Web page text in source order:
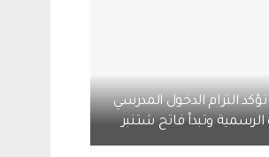
تؤكد التزام الدخول المدرسي